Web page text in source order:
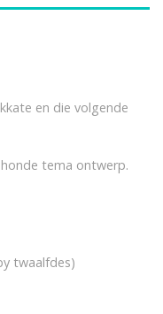
en die volgende
tema ontwerp.
twaalfdes)